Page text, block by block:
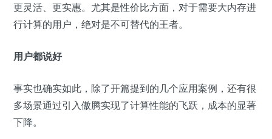
更灵活、更实惠。尤其是性价比方面，对于需要大内存进
行计算的用户，绝对是不可替代的王者。
用户都说好
事实也确实如此，除了开篇提到的几个应用案例，还有很
多场景通过引入傲腾实现了计算性能的飞跃，成本的显著
下降。